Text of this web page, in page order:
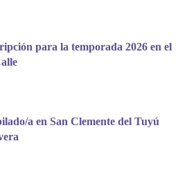
para la temporada 2026 en el
a en San Clemente del Tuyú